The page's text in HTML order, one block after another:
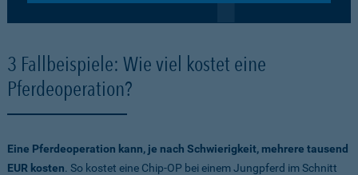
3 Fallbeispiele: Wie viel kostet eine
Pferdeoperation?
Eine Pferdeoperation kann, je nach Schwierigkeit, mehrere tausend
EUR kosten. So kostet eine Chip-OP bei einem Jungpferd im Schnitt